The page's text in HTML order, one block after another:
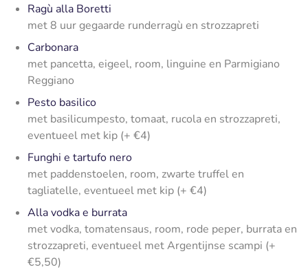
Ragù alla Boretti
met 8 uur gegaarde runderragù en strozzapreti
Carbonara
met pancetta, eigeel, room, linguine en Parmigiano
Reggiano
Pesto basilico
met basilicumpesto, tomaat, rucola en strozzapreti,
eventueel met kip (+ €4)
Funghi e tartufo nero
met paddenstoelen, room, zwarte truffel en
tagliatelle, eventueel met kip (+ €4)
Alla vodka e burrata
met vodka, tomatensaus, room, rode peper, burrata en
strozzapreti, eventueel met Argentijnse scampi (+
€5,50)